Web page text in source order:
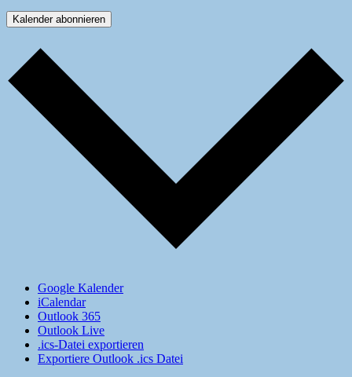
Kalender abonnieren
Google Kalender
iCalendar
Outlook 365
Outlook Live
.ics-Datei exportieren
Exportiere Outlook .ics Datei